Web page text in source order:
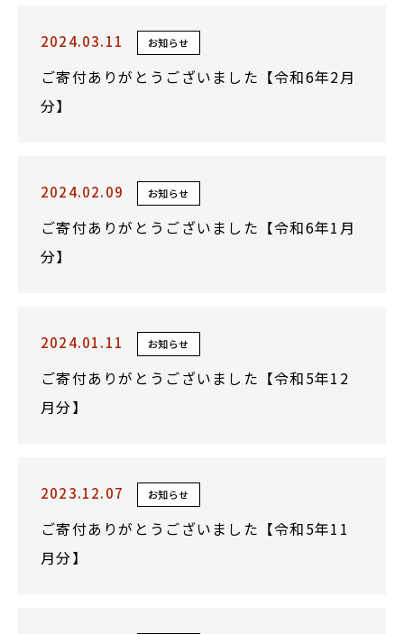
2024.03.11 お知らせ
ご寄付ありがとうございました【令和6年2月
分】
2024.02.09 お知らせ
ご寄付ありがとうございました【令和6年1月
分】
2024.01.11 お知らせ
ご寄付ありがとうございました【令和5年12
月分】
2023.12.07 お知らせ
ご寄付ありがとうございました【令和5年11
月分】